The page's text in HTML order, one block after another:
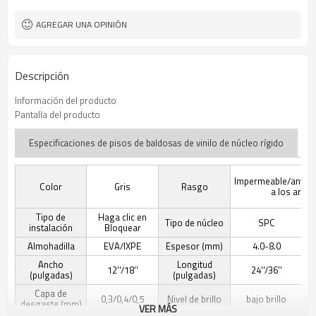
AGREGAR UNA OPINIÓN
Descripción
Información del producto
Pantalla del producto
Especificaciones de pisos de baldosas de vinilo de núcleo rígido
Color Gris Rasgo Impermeable/
a los
Tipo de
instalación
Haga clic en
Bloquear Tipo de núcleo
SPC
Almohadilla
EVA/IXPE Espesor (mm)
4.0-8.0
Ancho
(pulgadas) 12''/18'' Longitud
(pulgadas)
24''/36''
Capa de
desgaste (mm) 0,3/0,4/0,5 Nivel de brillo
bajo brillo
VER MÁS